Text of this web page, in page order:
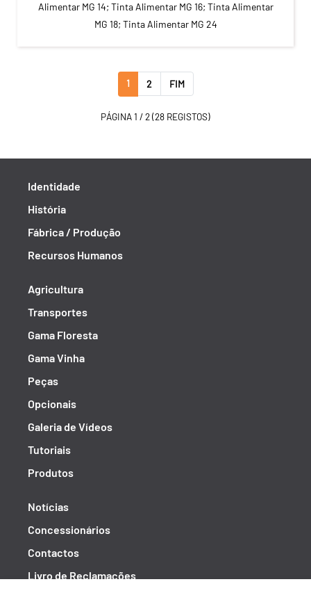
Alimentar MG 14; Tinta Alimentar MG 16; Tinta Alimentar
MG 18; Tinta Alimentar MG 24
1 2 FIM
PÁGINA 1 / 2 (28 REGISTOS)
Identidade
História
Fábrica / Produção
Recursos Humanos
Agricultura
Transportes
Gama Floresta
Gama Vinha
Peças
Opcionais
Galeria de Vídeos
Tutoriais
Produtos
Notícias
Concessionários
Contactos
Livro de Reclamações